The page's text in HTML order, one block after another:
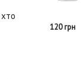
120 грн